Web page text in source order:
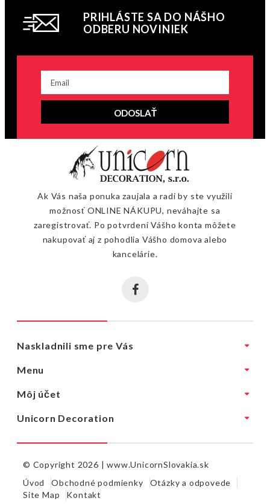
PRIHLÁSTE SA DO NÁŠHO
ODBERU NOVINIEK
ODOSLAŤ
Ak Vás naša ponuka zaujala a radi by ste využili
možnosť ONLINE NÁKUPU, neváhajte sa
zaregistrovať. Po potvrdení Vášho konta môžete
nakupovať aj z pohodlia Vášho domova alebo
kancelárie.
Naskladnili sme pre Vás
Menu
Môj účet
Unicorn Decoration
© Copyright 2026 |www.UnicornSlovakia.sk
Úvod
Obchodné podmienky
Otázky a odpovede
Site Map
Kontakt